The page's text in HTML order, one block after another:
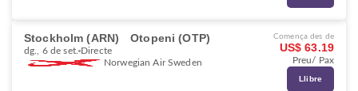
Stockholm (ARN) Otopeni (OTP)
dg., 6 de set. Directe
Norwegian Air Sweden
Comença des de
US$ 63.19
Preu/ Pax
Llibre